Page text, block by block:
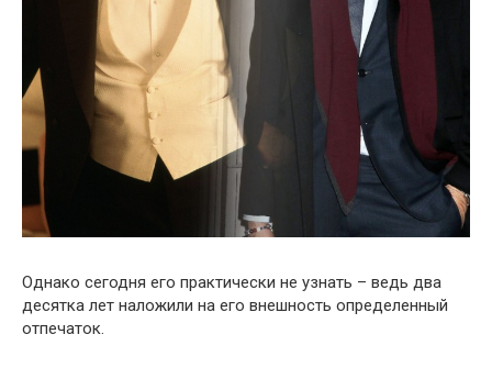
Однако сегодня его практически не узнать – ведь два
десятка лет наложили на его внешность определенный
отпечаток.